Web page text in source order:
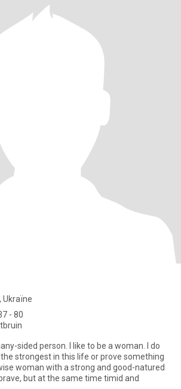
Ukraïne
- 80
sided person. I like to be a woman. I do
strongest in this life or prove something
woman with a strong and good-natured
but at the same time timid and